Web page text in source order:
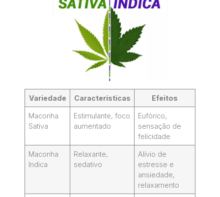
Variedade Características Efeitos
Maconha
Sativa
Estimulante, foco
aumentado
Eufórico,
sensação de
felicidade
Maconha
Indica
Relaxante,
sedativo
Alívio de
estresse e
ansiedade,
relaxamento